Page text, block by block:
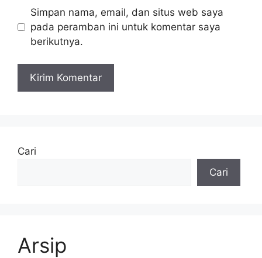
Simpan nama, email, dan situs web saya
pada peramban ini untuk komentar saya
berikutnya.
Cari
Cari
Arsip